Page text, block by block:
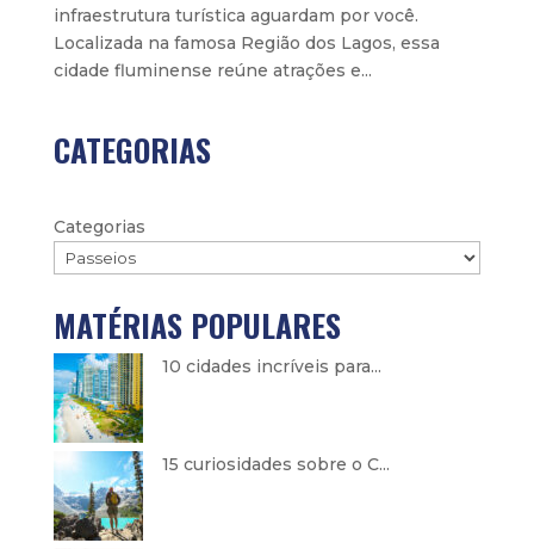
infraestrutura turística aguardam por você.
Localizada na famosa Região dos Lagos, essa
cidade fluminense reúne atrações e...
CATEGORIAS
Categorias
MATÉRIAS POPULARES
10 cidades incríveis para...
15 curiosidades sobre o C...